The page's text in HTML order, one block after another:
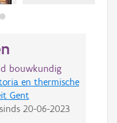
bouwkundig
en thermische
Gent
20-06-2023